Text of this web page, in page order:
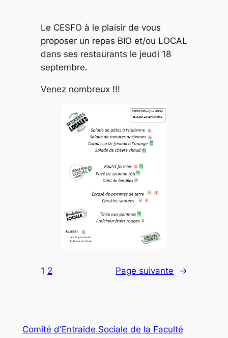
Le CESFO à le plaisir de vous
proposer un repas BIO et/ou LOCAL
dans ses restaurants le jeudi 18
septembre.
Venez nombreux !!!
1 2 Page suivante →
Comité d'Entraide Sociale de la Faculté